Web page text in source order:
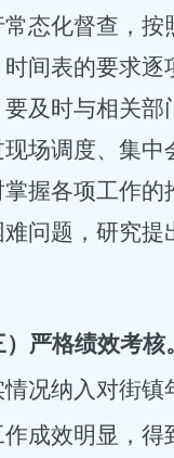
态化督查，按
间表的要求逐
及时与相关部
场调度、集中
握各项工作的
问题，研究提
）严格绩效考核
况纳入对街镇
成效明显，得